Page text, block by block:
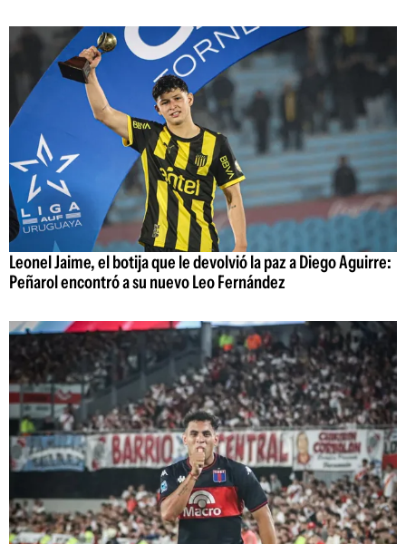
Leonel Jaime, el botija que le devolvió la paz a Diego Aguirre:
Peñarol encontró a su nuevo Leo Fernández